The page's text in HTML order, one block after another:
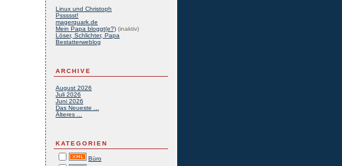
Linux und Christoph
Pssssst!
magerquark.de
Mein Papa bloggt(e?) (inaktiv)
Löser, Schlichter, Papa
Bestatterweblog
ARCHIVE
August 2026
Juli 2026
Juni 2026
Das Neueste ...
Älteres ...
KATEGORIEN
Büro